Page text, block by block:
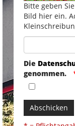
Bitte geben
Bild hier ein.
Die
genommen.
Abschicken